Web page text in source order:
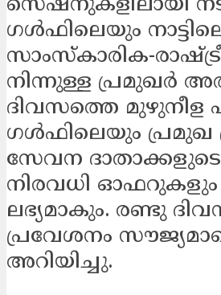
സെഷനുകളിലായി
ഗള്‍ഫിലെയും
സാംസ്‌കാരിക-
നിന്നുള്ള പ്രമുഖര്‍
ദിവസത്തെ മുഴുനീള
ഗള്‍ഫിലെയും
സേവന
നിരവധി
ലഭ്യമാകും. രണ്ടു
പ്രവേശനം
അറിയിച്ചു.